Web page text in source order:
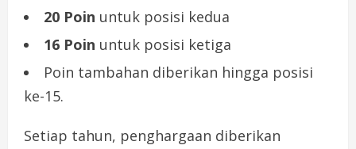
20 Poin untuk posisi kedua
16 Poin untuk posisi ketiga
Poin tambahan diberikan hingga posisi
ke-15.
Setiap tahun, penghargaan diberikan